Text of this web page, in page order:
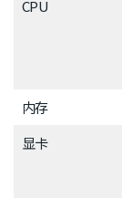
CPU
内存
显卡